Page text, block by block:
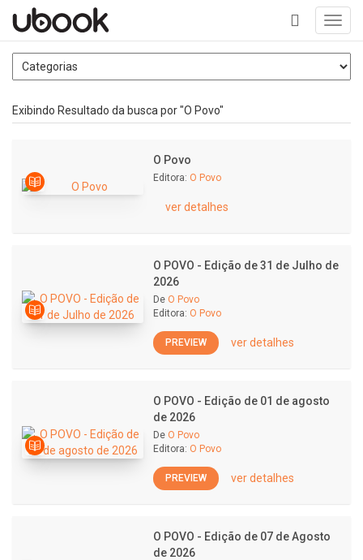
+
Exibindo Resultado da busca por "O Povo"
O Povo
Editora: O Povo
ver detalhes
O POVO - Edição de 31 de Julho de
2026
De O Povo
Editora: O Povo
PREVIEW ver detalhes
O POVO - Edição de 01 de agosto
de 2026
De O Povo
Editora: O Povo
PREVIEW ver detalhes
O POVO - Edição de 07 de Agosto
de 2026